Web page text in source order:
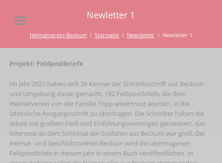
Newletter 1
Heimatverein-Beckum Startseite Newsletter Newletter 1
Projekt: Feldpostbriefe
Im Jahr 2021 haben sich 26 Kenner der Sütterlinschrift aus Beckum
und Umgebung daran gemacht, 192 Feldpostbriefe, die dem
Heimatverein von der Familie Topp anvertraut wurden, in die
lateinische Ausgangsschrift zu übertragen. Die Schreiber haben die
Arbeit mit großem Fleiß und Einfühlungsvermögen gemeistert, das
Interesse an dem Schicksal der Soldaten aus Beckum war groß. Der
Heimat- und Geschichtsverein Beckum wird die übertragenen
Feldpostbriefe in diesem Jahr in einem Buch veröffentlichen. In